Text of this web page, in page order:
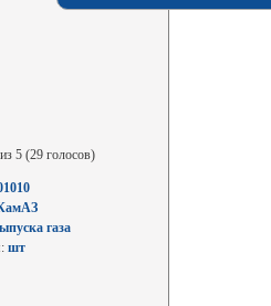
5 (29 голосов)
газа
шт